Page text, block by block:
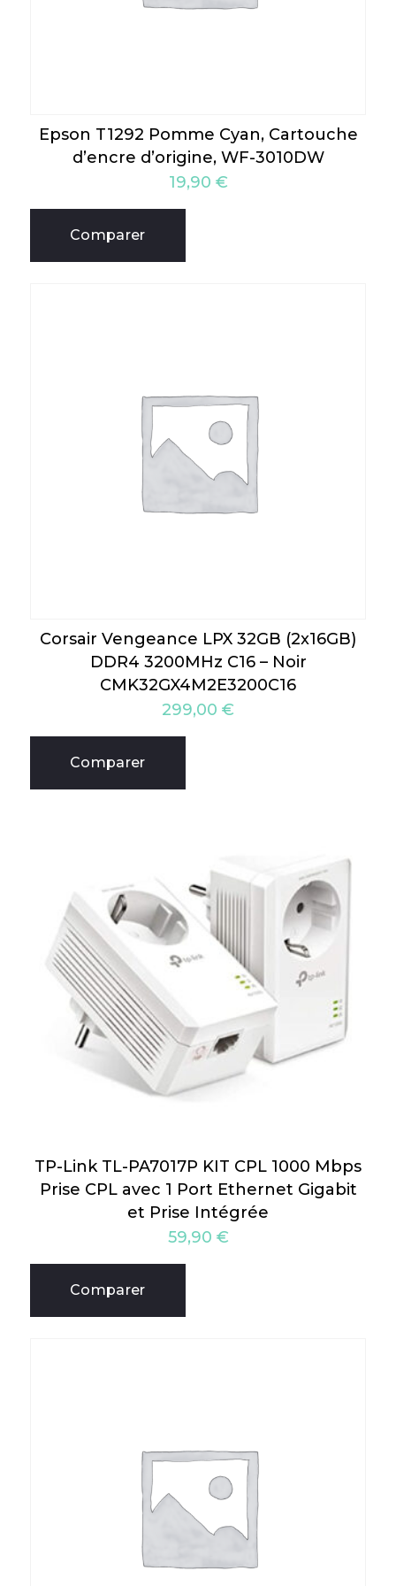
Epson T1292 Pomme Cyan, Cartouche
d’encre d’origine, WF-3010DW
19,90 €
Comparer
Corsair Vengeance LPX 32GB (2x16GB)
DDR4 3200MHz C16 – Noir
CMK32GX4M2E3200C16
299,00 €
Comparer
TP-Link TL-PA7017P KIT CPL 1000 Mbps
Prise CPL avec 1 Port Ethernet Gigabit
et Prise Intégrée
59,90 €
Comparer